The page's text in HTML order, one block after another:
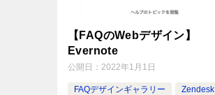
【FAQのWebデザイン】
Evernote
公開日： 2022年1月1日
FAQデザインギャラリー
Zendesk